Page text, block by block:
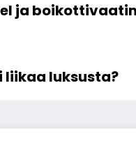
ja
luksusta?